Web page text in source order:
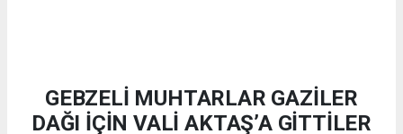
GEBZELİ MUHTARLAR GAZİLER
DAĞI İÇİN VALİ AKTAŞ’A GİTTİLER